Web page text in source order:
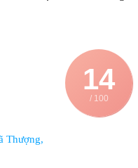
14
/ 100
Thượng,